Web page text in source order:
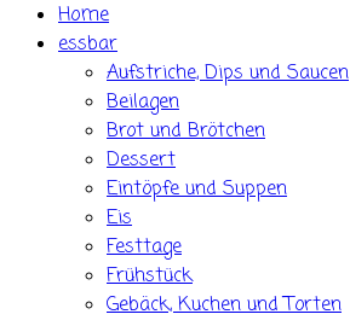
Home
essbar
Aufstriche, Dips und Saucen
Beilagen
Brot und Brötchen
Dessert
Eintöpfe und Suppen
Eis
Festtage
Frühstück
Gebäck, Kuchen und Torten